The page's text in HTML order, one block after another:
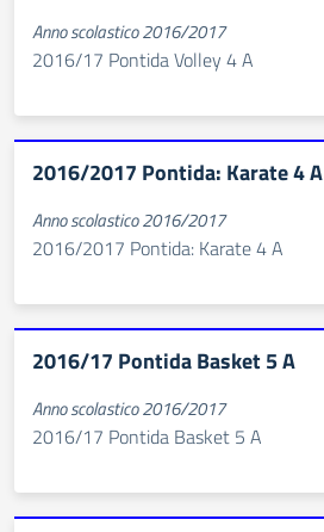
Anno scolastico 2016/2017
2016/17 Pontida Volley 4 A
2016/2017 Pontida: Karate 4 A
Anno scolastico 2016/2017
2016/2017 Pontida: Karate 4 A
2016/17 Pontida Basket 5 A
Anno scolastico 2016/2017
2016/17 Pontida Basket 5 A